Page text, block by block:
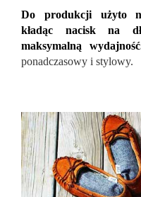
Do produkcji użyto
kładąc nacisk na
maksymalną
ponadczasowy i stylowy.